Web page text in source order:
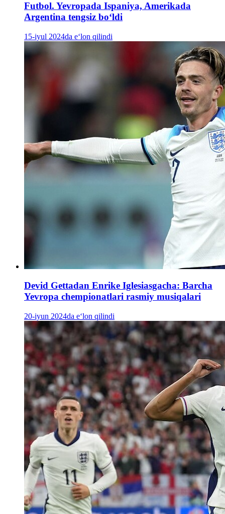
Futbol. Yevropada Ispaniya, Amerikada
Argentina tengsiz boʻldi
15-iyul 2024da e‘lon qilindi
Devid Gettadan Enrike Iglesiasgacha: Barcha
Yevropa chempionatlari rasmiy musiqalari
20-iyun 2024da e‘lon qilindi